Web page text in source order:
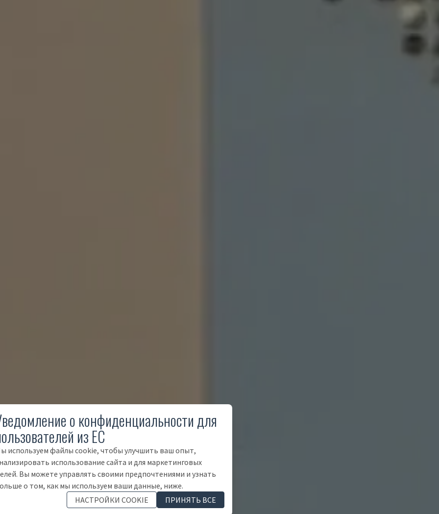
о конфиденциальности для
из ЕС
используем файлы cookie, чтобы улучшить ваш опыт,
использование сайта и для маркетинговых
Вы можете управлять своими предпочтениями и узнать
о том, как мы используем ваши данные, ниже.
НАСТРОЙКИ COOKIE
ПРИНЯТЬ ВСЕ